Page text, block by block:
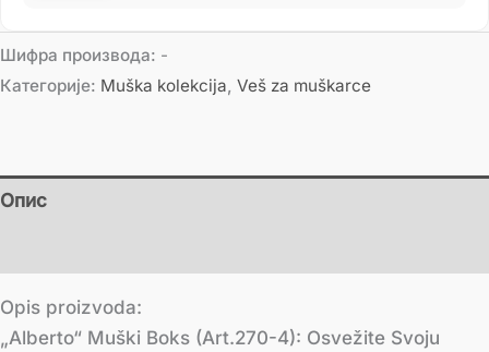
Шифра производа: -
Категорије: Muška kolekcija, Veš za muškarce
Опис
Opis proizvoda:
„Alberto“ Muški Boks (Art.270-4): Osvežite Svoju